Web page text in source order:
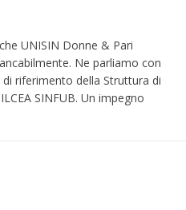
UNISIN Donne & Pari
Ne parliamo con
riferimento della Struttura di
SINFUB. Un impegno